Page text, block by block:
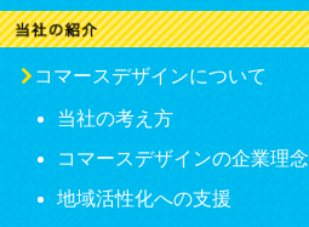
コマースデザインについて
当社の考え方
コマースデザインの企業理念
地域活性化への支援